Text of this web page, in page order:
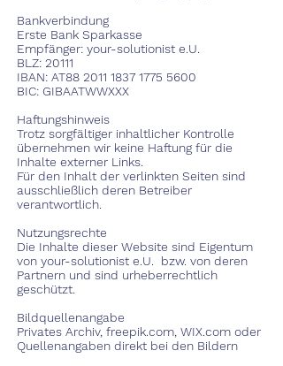
Bankverbindung
Erste Bank Sparkasse
Empfänger: your-solutionist e.U.
BLZ: 20111
IBAN: AT88 2011 1837 1775 5600
BIC: GIBAATWWXXX
Haftungshinweis
Trotz sorgfältiger inhaltlicher Kontrolle
übernehmen wir keine Haftung für die
Inhalte externer Links.
Für den Inhalt der verlinkten Seiten sind
ausschließlich deren Betreiber
verantwortlich.
Nutzungsrechte
Die Inhalte dieser Website sind Eigentum
von your-solutionist e.U. bzw. von deren
Partnern und sind urheberrechtlich
geschützt.
Bildquellenangabe
Privates Archiv, freepik.com, WIX.com oder
Quellenangaben direkt bei den Bildern